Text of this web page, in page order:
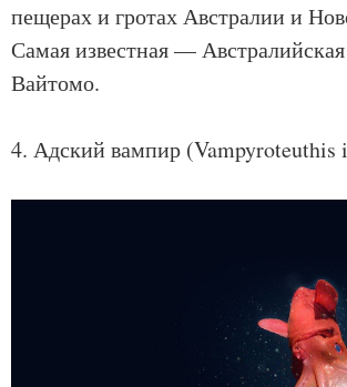
пещерах и гротах Австралии и
Самая известная —
Вайтомо.
4. Адский вампир (Vampyroteuthis